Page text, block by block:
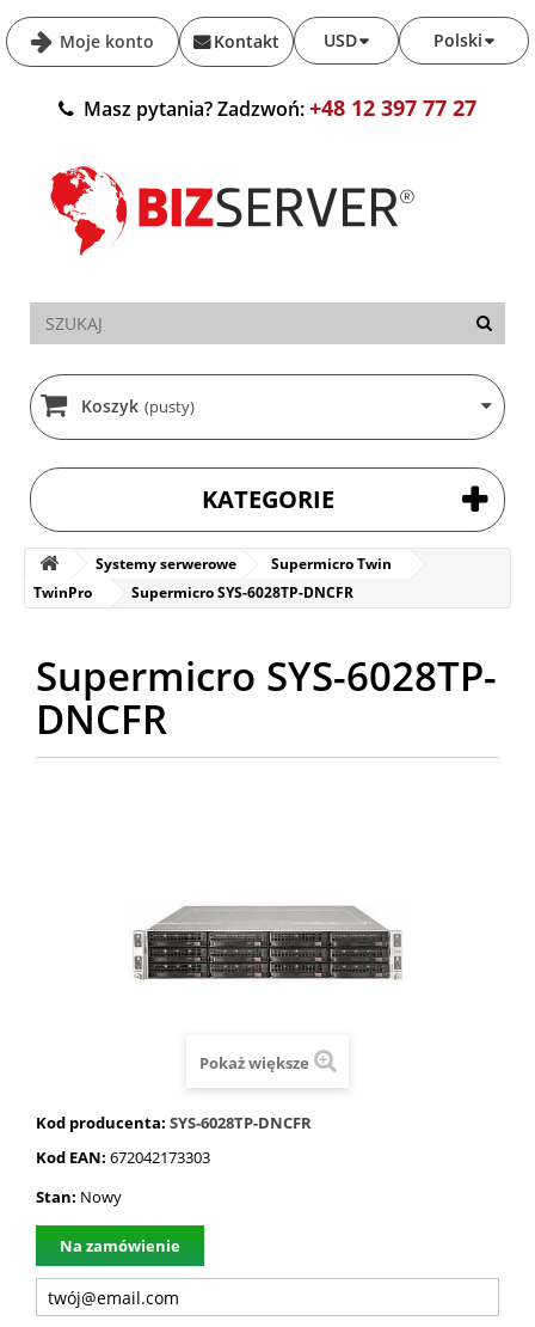
Moje konto Polski
USD
Kontakt
Masz pytania? Zadzwoń:+48 12 397 77 27
Koszyk (pusty)
KATEGORIE
Systemy serwerowe
Supermicro Twin
TwinPro
Supermicro SYS-6028TP-DNCFR
Supermicro SYS-6028TP-
DNCFR
Pokaż większe
Kod producenta: SYS-6028TP-DNCFR
Kod EAN: 672042173303
Stan: Nowy
Na zamówienie